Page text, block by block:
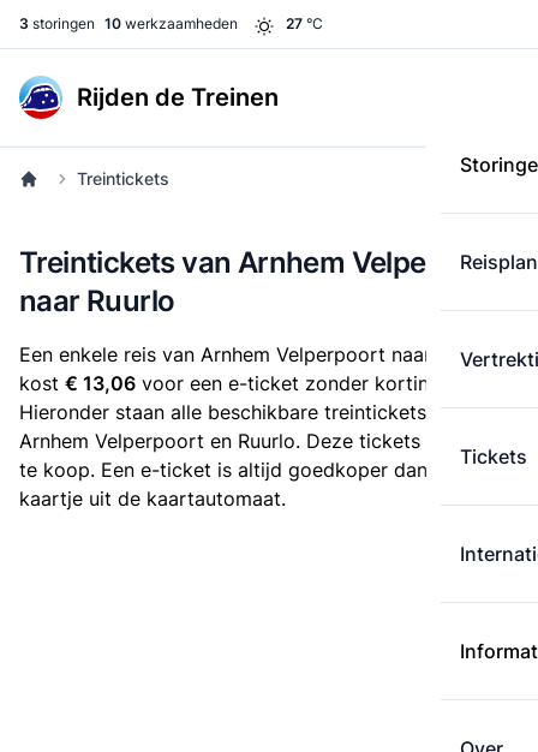
3 storingen 10 werkzaamheden 27 °C
Rijden de Treinen
Tickets
Treintickets
Treintickets van Arnhem Velperpoort
naar Ruurlo
Een enkele reis van Arnhem Velperpoort naar Ruurlo
kost € 13,06 voor een e-ticket zonder korting.
Hieronder staan alle beschikbare treintickets tussen
Arnhem Velperpoort en Ruurlo. Deze tickets zijn online
te koop. Een e-ticket is altijd goedkoper dan een
kaartje uit de kaartautomaat.